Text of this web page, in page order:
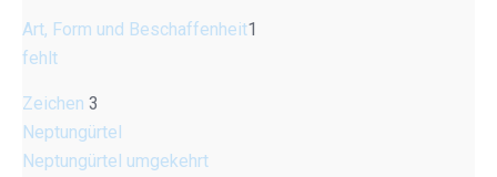
Art, Form und Beschaffenheit1
fehlt
Zeichen 3
Neptungürtel
Neptungürtel umgekehrt